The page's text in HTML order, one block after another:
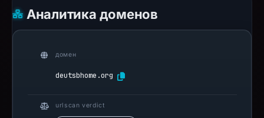
Аналитика доменов
домен
deutsbhome.org
urlscan verdict